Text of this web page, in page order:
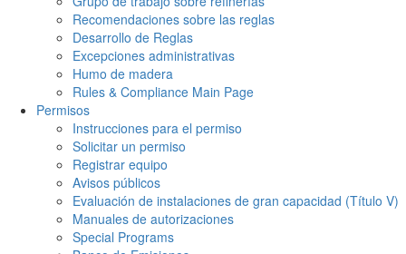
Recomendaciones sobre las reglas
Desarrollo de Reglas
Excepciones administrativas
Humo de madera
Rules & Compliance Main Page
Permisos
Instrucciones para el permiso
Solicitar un permiso
Registrar equipo
Avisos públicos
Evaluación de instalaciones de gran capacidad (Título V)
Manuales de autorizaciones
Special Programs